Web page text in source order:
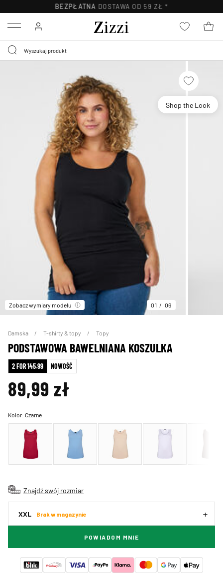
BEZPŁATNA DOSTAWA OD 59 ZŁ *
Menu
Shop the Look
Zobacz wymiary modelu 01 06
Damska T-shirty & topy Topy
PODSTAWOWA BAWELNIANA KOSZULKA
2 FOR 145.99 NOWOŚĆ
89,99 zł
Kolor:Czarne
Znajdź swój rozmiar
XXL Brak w magazynie
POWIADOM MNIE